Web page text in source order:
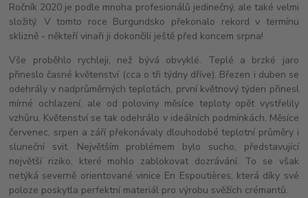
Ročník 2020 je podle mnoha profesionálů jedinečný, ale také velmi
složitý. V tomto roce Burgundsko překonalo rekord v termínu
sklizně - někteří vinaři ji dokončili ještě před koncem srpna!
Vše proběhlo rychleji, než bývá obvyklé. Teplé a brzké jaro
přineslo časné květenství (cca o tři týdny dříve). Březen i duben se
odehrály v nadprůměrných teplotách, první květnový týden přinesl
mírné ochlazení, ale od poloviny měsíce teploty opět vystřelily
vzhůru. Květenství se tak odehrálo v ideálních podmínkách. Měsíce
červenec, srpen a září překonávaly dlouhodobé teplotní průměry i
sluneční svit. Největším problémem bylo sucho, představující
největší riziko, které mohlo zablokovat dozrávání. To se však
netýká severně orientované vinice En Espoutières, která díky své
poloze poskytla perfektní materiál pro výrobu svěžích crémantů.